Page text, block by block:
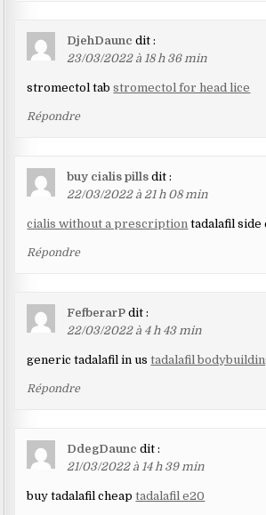
DjehDaunc dit :
23/03/2022 à 18 h 36 min
stromectol tabstromectol for head lice
Répondre
buy cialis pills dit :
22/03/2022 à 21 h 08 min
cialis without a prescription tadalafil side
Répondre
FefberarP dit :
22/03/2022 à 4 h 43 min
generic tadalafil in ustadalafil
Répondre
DdegDaunc dit :
21/03/2022 à 14 h 39 min
buy tadalafil cheaptadalafil e20